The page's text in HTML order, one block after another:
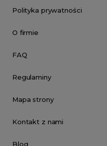
Polityka prywatności
O firmie
FAQ
Regulaminy
Mapa strony
Kontakt z nami
Blog